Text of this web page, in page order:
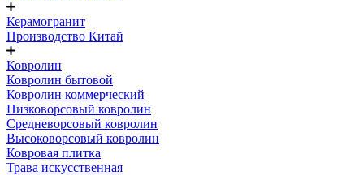
Керамогранит
Производство Китай
Ковролин
Ковролин бытовой
Ковролин коммерческий
Низковорсовый ковролин
Средневорсовый ковролин
Высоковорсовый ковролин
Ковровая плитка
Трава искусственная